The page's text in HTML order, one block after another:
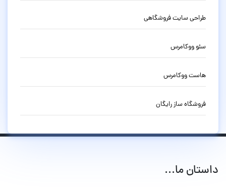
طراحی سایت فروشگاهی
سئو ووکامرس
هاست ووکامرس
فروشگاه ساز رایگان
داستان ما...